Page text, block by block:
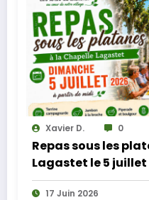
Xavier D. 0
Repas sous les
Lagastet le 5 juillet
17 Juin 2026